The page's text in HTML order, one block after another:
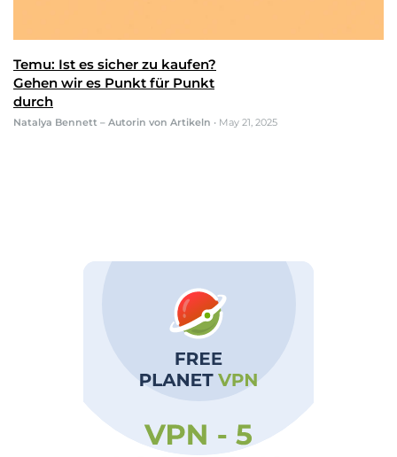
Temu: Ist es sicher zu kaufen?
Gehen wir es Punkt für Punkt
durch
Natalya Bennett – Autorin von Artikeln • May 21, 2025